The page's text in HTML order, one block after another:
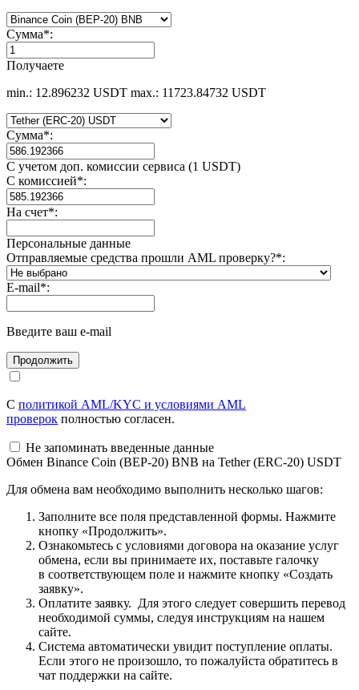
Сумма*:
Получаете
min.: 12.896232 USDT max.: 11723.84732 USDT
Сумма*:
С учетом доп. комиссии сервиса (1 USDT)
С комиссией*:
На счет*:
Персональные данные
Отправляемые средства прошли AML проверку?*:
E-mail*:
Введите ваш e-mail
С политикой AML/KYC и условиями AML
проверок полностью согласен.
Не запоминать введенные данные
Обмен Binance Coin (BEP-20) BNB на Tether (ERC-20) USDT
Для обмена вам необходимо выполнить несколько шагов:
Заполните все поля представленной формы. Нажмите
кнопку «Продолжить».
Ознакомьтесь с условиями договора на оказание услуг
обмена, если вы принимаете их, поставьте галочку
в соответствующем поле и нажмите кнопку «Создать
заявку».
Оплатите заявку. Для этого следует совершить перевод
необходимой суммы, следуя инструкциям на нашем
сайте.
Система автоматически увидит поступление оплаты.
Если этого не произошло, то пожалуйста обратитесь в
чат поддержки на сайте.